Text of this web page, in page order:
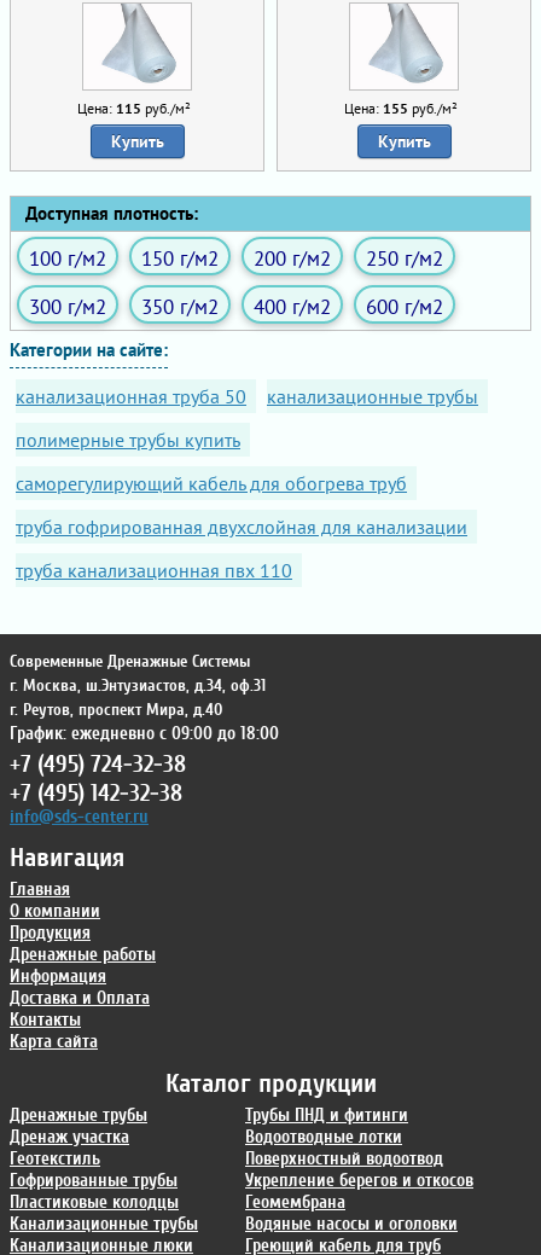
Цена: 115 руб./м²
Купить
Цена: 155 руб./м²
Купить
Доступная плотность:
100 г/м2 150 г/м2 200 г/м2
250 г/м2
300 г/м2
350 г/м2 400 г/м2 600 г/м2
Категории на сайте:
канализационная труба 50
канализационные трубы
полимерные трубы купить
саморегулирующий кабель для обогрева труб
труба гофрированная двухслойная для канализации
труба канализационная пвх 110
Каталог продукции
Дренажные трубы
Дренаж участка
Геотекстиль
Гофрированные трубы
Пластиковые колодцы
Канализационные трубы
Канализационные люки
Трубы ПНД и фитинги
Водоотводные лотки
Поверхностный водоотвод
Укрепление берегов и откосов
Геомембрана
Водяные насосы и оголовки
Греющий кабель для труб
Навигация
Главная
О компании
Продукция
Дренажные работы
Информация
Доставка и Оплата
Контакты
Карта сайта
Современные Дренажные Системы
г. Москва, ш.Энтузиастов, д.34, оф.31
г. Реутов, проспект Мира, д.40
График: ежедневно с 09:00 до 18:00
+7 (495) 724-32-38
+7 (495) 142-32-38
info@sds-center.ru